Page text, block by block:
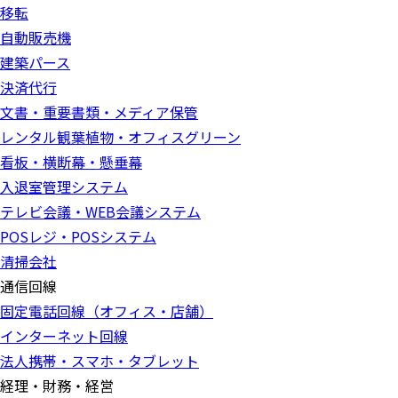
移転
自動販売機
建築パース
決済代行
文書・重要書類・メディア保管
レンタル観葉植物・オフィスグリーン
看板・横断幕・懸垂幕
入退室管理システム
テレビ会議・WEB会議システム
POSレジ・POSシステム
清掃会社
通信回線
固定電話回線（オフィス・店舗）
インターネット回線
法人携帯・スマホ・タブレット
経理・財務・経営